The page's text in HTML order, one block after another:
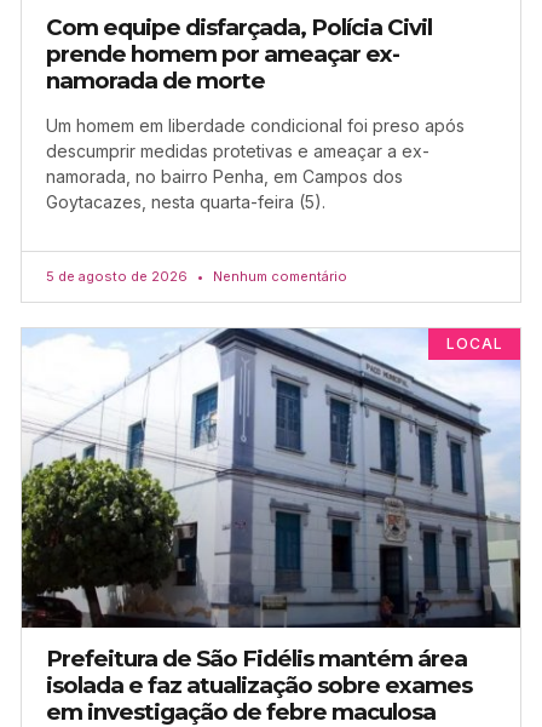
Com equipe disfarçada, Polícia Civil
prende homem por ameaçar ex-
namorada de morte
Um homem em liberdade condicional foi preso após
descumprir medidas protetivas e ameaçar a ex-
namorada, no bairro Penha, em Campos dos
Goytacazes, nesta quarta-feira (5).
5 de agosto de 2026 Nenhum comentário
LOCAL
Prefeitura de São Fidélis mantém área
isolada e faz atualização sobre exames
em investigação de febre maculosa